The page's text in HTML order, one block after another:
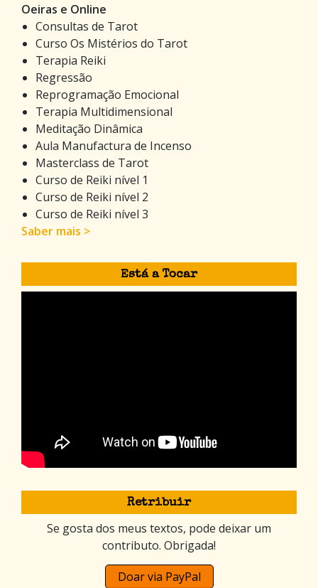
Oeiras e Online
Consultas de Tarot
Curso Os Mistérios do Tarot
Terapia Reiki
Regressão
Reprogramação Emocional
Terapia Multidimensional
Meditação Dinâmica
Aula Manufactura de Incenso
Masterclass de Tarot
Curso de Reiki nível 1
Curso de Reiki nível 2
Curso de Reiki nível 3
Saber mais >
Está a Tocar
Retribuir
Se gosta dos meus textos, pode deixar um
contributo. Obrigada!
Doar via PayPal